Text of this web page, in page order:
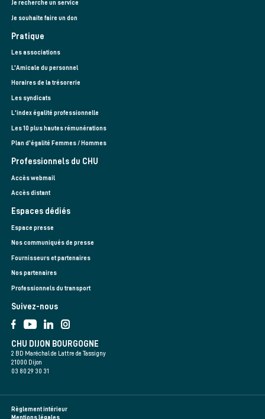
Je recherche un service
Je souhaite faire un don
Pratique
Les associations
L’Amicale du personnel
Horaires de la trésorerie
Les syndicats
L'index égalité professionnelle
Les 10 plus hautes rémunérations
Plan d'égalité Femmes / Hommes
Professionnels du CHU
Accès webmail
Accès distant
Espaces dédiés
Espace presse
Nos communiqués de presse
Fournisseurs et partenaires
Nos partenaires
Professionnels du transport
Suivez-nous
CHU DIJON BOURGOGNE
2 BD Maréchal de Lattre de Tassigny
21000 Dijon
03 80 29 30 31
Règlement intérieur
Mentions légales